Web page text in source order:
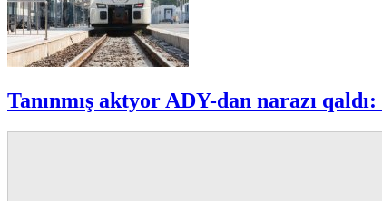
Tanınmış aktyor ADY-dan narazı qaldı: